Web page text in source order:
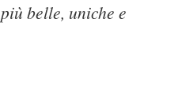
belle, uniche e